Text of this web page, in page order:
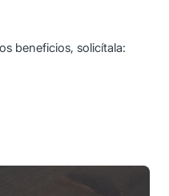
beneficios, solicítala: